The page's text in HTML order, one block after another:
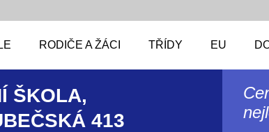
RODIČE A ŽÁCI TŘÍDY EU
ŠKOLA,
413